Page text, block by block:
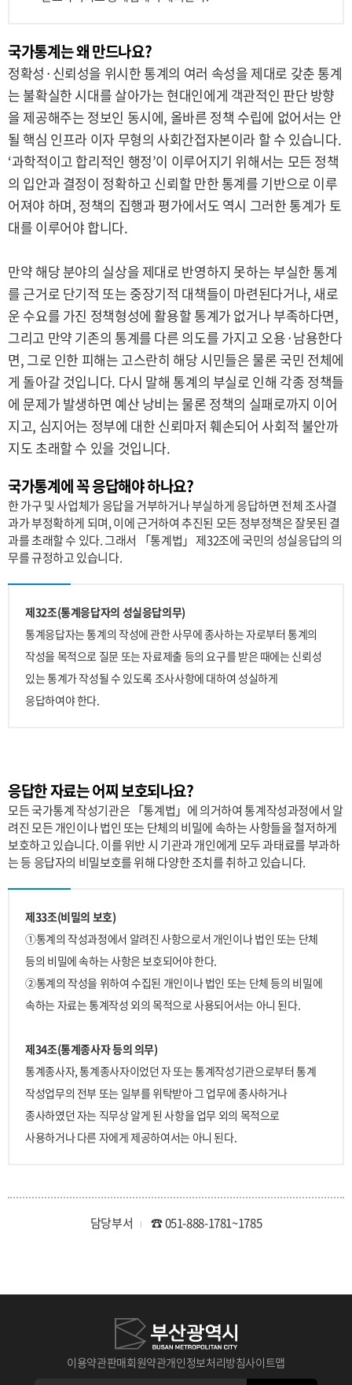
국가통계는 왜 만드나요?
정확성·신뢰성을 위시한 통계의 여러 속성을 제대로 갖춘 통계
는 불확실한 시대를 살아가는 현대인에게 객관적인 판단 방향
을 제공해주는 정보인 동시에, 올바른 정책 수립에 없어서는 안
될 핵심 인프라 이자 무형의 사회간접자본이라 할 수 있습니다.
‘과학적이고 합리적인 행정’이 이루어지기 위해서는 모든 정책
의 입안과 결정이 정확하고 신뢰할 만한 통계를 기반으로 이루
어져야 하며, 정책의 집행과 평가에서도 역시 그러한 통계가 토
대를 이루어야 합니다.
만약 해당 분야의 실상을 제대로 반영하지 못하는 부실한 통계
를 근거로 단기적 또는 중장기적 대책들이 마련된다거나, 새로
운 수요를 가진 정책형성에 활용할 통계가 없거나 부족하다면,
그리고 만약 기존의 통계를 다른 의도를 가지고 오용·남용한다
면, 그로 인한 피해는 고스란히 해당 시민들은 물론 국민 전체에
게 돌아갈 것입니다. 다시 말해 통계의 부실로 인해 각종 정책들
에 문제가 발생하면 예산 낭비는 물론 정책의 실패로까지 이어
지고, 심지어는 정부에 대한 신뢰마저 훼손되어 사회적 불안까
지도 초래할 수 있을 것입니다.
국가통계에 꼭 응답해야 하나요?
한 가구 및 사업체가 응답을 거부하거나 부실하게 응답하면 전체 조사결
과가 부정확하게 되며, 이에 근거하여 추진된 모든 정부정책은 잘못된 결
과를 초래할 수 있다. 그래서 「통계법」 제32조에 국민의 성실응답의 의
무를 규정하고 있습니다.
제32조(통계응답자의 성실응답의무)
통계응답자는 통계의 작성에 관한 사무에 종사하는 자로부터 통계의
작성을 목적으로 질문 또는 자료제출 등의 요구를 받은 때에는 신뢰성
있는 통계가 작성될 수 있도록 조사사항에 대하여 성실하게
응답하여야 한다.
응답한 자료는 어찌 보호되나요?
모든 국가통계 작성기관은 「통계법」에 의거하여 통계작성과정에서 알
려진 모든 개인이나 법인 또는 단체의 비밀에 속하는 사항들을 철저하게
보호하고 있습니다. 이를 위반 시 기관과 개인에게 모두 과태료를 부과하
는 등 응답자의 비밀보호를 위해 다양한 조치를 취하고 있습니다.
제33조(비밀의 보호)
①통계의 작성과정에서 알려진 사항으로서 개인이나 법인 또는 단체
등의 비밀에 속하는 사항은 보호되어야 한다.
②통계의 작성을 위하여 수집된 개인이나 법인 또는 단체 등의 비밀에
속하는 자료는 통계작성 외의 목적으로 사용되어서는 아니 된다.
제34조(통계종사자 등의 의무)
통계종사자, 통계종사자이었던 자 또는 통계작성기관으로부터 통계
작성업무의 전부 또는 일부를 위탁받아 그 업무에 종사하거나
종사하였던 자는 직무상 알게 된 사항을 업무 외의 목적으로
사용하거나 다른 자에게 제공하여서는 아니 된다.
담당부서 ☎ 051-888-1781~1785
이용약관판매회원약관개인정보처리방침사이트맵